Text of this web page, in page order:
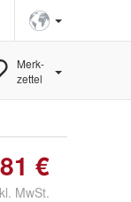
Merk-
zettel
€
MwSt.